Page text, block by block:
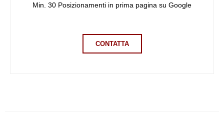
Min. 30 Posizionamenti in prima pagina su Google
CONTATTA